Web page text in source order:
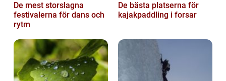
De mest storslagna
festivalerna för dans och
rytm
De bästa platserna för
kajakpaddling i forsar